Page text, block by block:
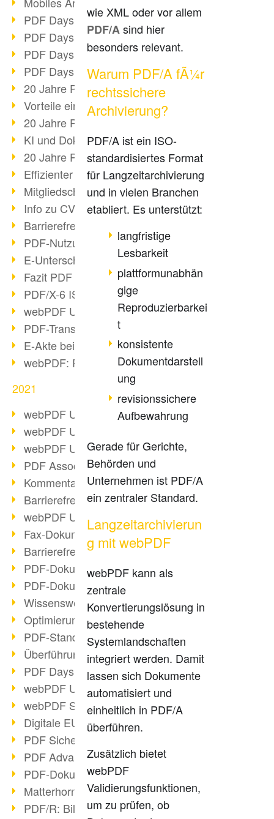
PDF Days 2022 Themenblock 3
PDF Days 2022 Themenblock 2
PDF Days 2022 Themenblock 1
PDF Days Europe 2022
20 Jahre PDF/X (Teil 3)
Vorteile einer PDF-Businesslösung
20 Jahre PDF/X (Teil 2)
KI und Dokumenten-Management
20 Jahre PDF/X (Teil 1)
Effizienter Dokumenten Workflow
Mitgliedschaft PDF Association
Info zu CVE-2022-22965
Barrierefreiheit mehr als Inklusion
PDF-Nutzung durch Pandemie
E-Unterschriften für Verwaltung
Fazit PDF Days 2021
PDF/X-6 ISO-Norm
webPDF Update 8.0.0.2393
PDF-Transparenz beim PDF-Format
E-Akte bei Behörden
webPDF: PDF-Anhänge verwalten
2021
webPDF Update 8.0.0.2376
webPDF Update 8.0.0.2374
webPDF Update 8.0.0.2372
PDF Association 2021 Entwicklungen
Kommentare im PDF einfügen
Barrierefreie PDF-Dokumente (3/3)
webPDF Update 8.0.0.2338
Fax-Dokumente in Workflow
Barrierefreie PDF-Dokumente (2/3)
PDF-Dokumente mit OCR optimieren
PDF-Dokumente barrierefrei?
Wissenswertes über E-Signatur
Optimierung des PDF-Formats
PDF-Standards im Überblick
Überführung PDF/A in Archivsystem
PDF Days Europe 2021
webPDF Update 8.0.0.2282
webPDF Statistik-Auswertungen
Digitale EU COVID-Zertifikate
PDF Sicherheitseinstellungen
PDF Advanced Electronic Signature
PDF-Dokumente neu organisieren
Matterhorn Protokoll 1.1 verfügbar
PDF/R: Bildformat der Zukunft
wie XML oder vor allem
PDF/Asind hier
besonders relevant.
Warum PDF/A fÃ¼r
rechtssichere
Archivierung?
PDF/A ist ein ISO-
standardisiertes Format
für Langzeitarchivierung
und in vielen Branchen
etabliert. Es unterstützt:
langfristige
Lesbarkeit
plattformunabhän
gige
Reproduzierbarkei
t
konsistente
Dokumentdarstell
ung
revisionssichere
Aufbewahrung
Gerade für Gerichte,
Behörden und
Unternehmen ist PDF/A
ein zentraler Standard.
Langzeitarchivierun
g mit webPDF
webPDF kann als
zentrale
Konvertierungslösung in
bestehende
Systemlandschaften
integriert werden. Damit
lassen sich Dokumente
automatisiert und
einheitlich in PDF/A
überführen.
Zusätzlich bietet
webPDF
Validierungsfunktionen,
um zu prüfen, ob